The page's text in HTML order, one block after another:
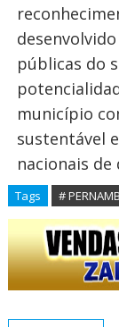
públicas do
município
sustentável
nacionais
Tags #